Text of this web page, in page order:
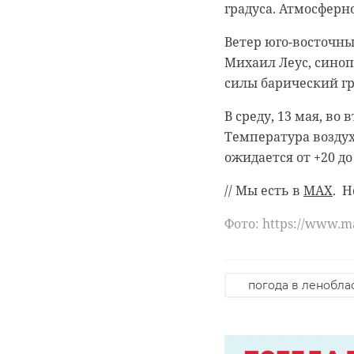
градуса.
Ветер юго-
Михаил Леус,
силы барический
В среду, 13 мая, во
Температура
ожидается от +20
// Мы есть в MAX.
Фото: https://
погода в
местонахождение.
Петербурга, ранее
Мужчину уже
Возбуждено
регионального ГУ
Злоумышленнику
Полицейские
внимание
Жуковского, где в
проверка выявила
В магазине на
алкоголь. В нем
отдел за
На продаже